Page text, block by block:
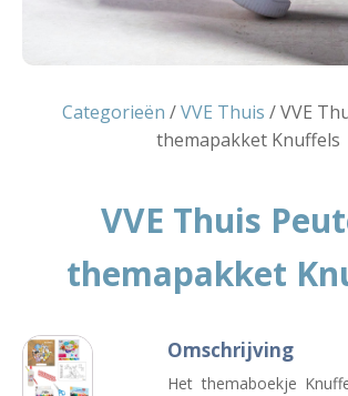
Categorieën /VVE Thuis / VVE
themapakket Knuffels
VVE Thuis
themapakket
Omschrijving
Het themaboekje